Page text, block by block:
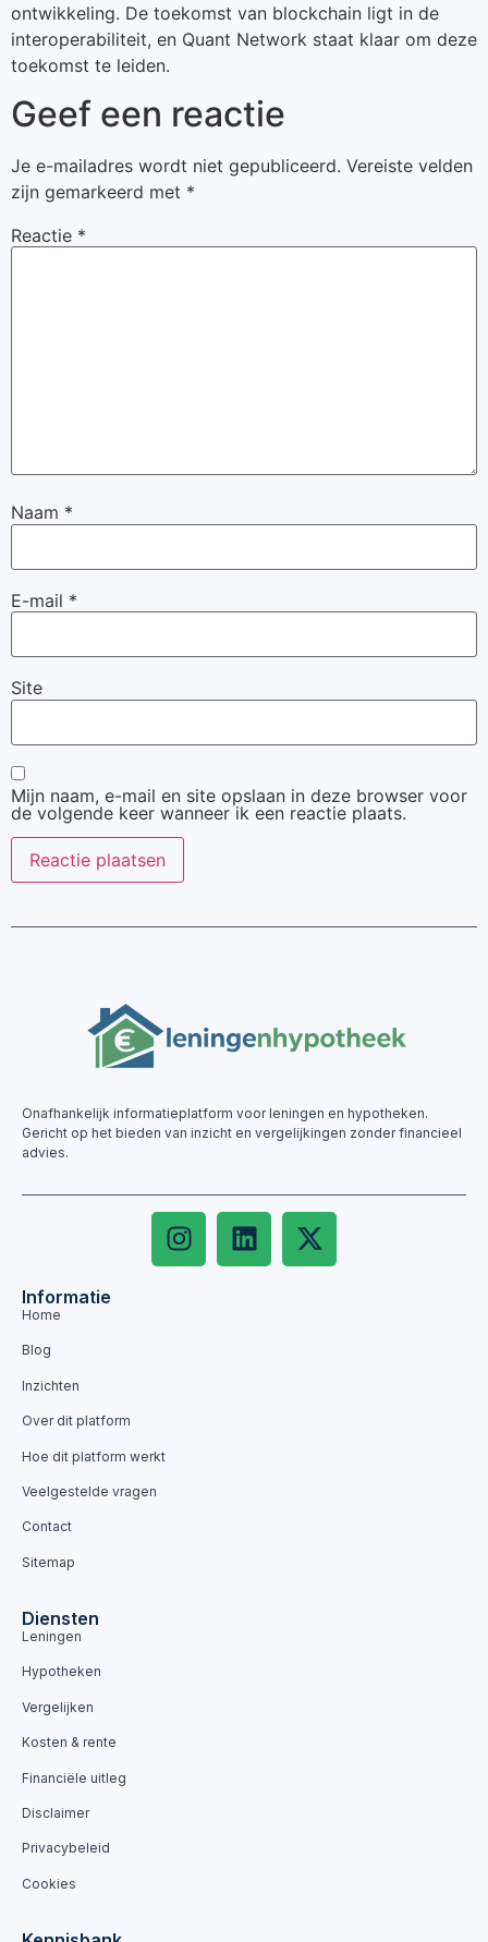
ontwikkeling. De toekomst van blockchain ligt in de
interoperabiliteit, en Quant Network staat klaar om deze
toekomst te leiden.
Geef een reactie
Je e-mailadres wordt niet gepubliceerd. Vereiste velden
zijn gemarkeerd met *
Reactie *
Naam *
E-mail *
Site
Mijn naam, e-mail en site opslaan in deze browser voor
de volgende keer wanneer ik een reactie plaats.
Onafhankelijk informatieplatform voor leningen en hypotheken.
Gericht op het bieden van inzicht en vergelijkingen zonder financieel
advies.
Informatie
Home
Blog
Inzichten
Over dit platform
Hoe dit platform werkt
Veelgestelde vragen
Contact
Sitemap
Diensten
Leningen
Hypotheken
Vergelijken
Kosten & rente
Financiële uitleg
Disclaimer
Privacybeleid
Cookies